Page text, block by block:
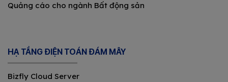
Quảng cáo cho ngành Bất động sản
HẠ TẦNG ĐIỆN TOÁN ĐÁM MÂY
Bizfly Cloud Server